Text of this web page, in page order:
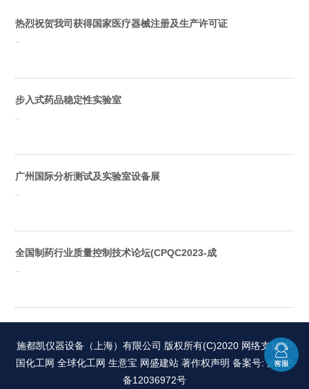
热烈祝贺我司获得国家医疗器械注册及生产许可证
..
步入式药品稳定性实验室
..
广州国际分析测试及实验室设备展
..
全国制药行业质量控制技术论坛(CPQC2023-成
..
施都凯仪器设备（上海）有限公司 版权所有(C)2020 网络支持中
国化工网 全球化工网 生意宝 网盛建站 著作权声明 备案号: 沪ICP
备12036972号